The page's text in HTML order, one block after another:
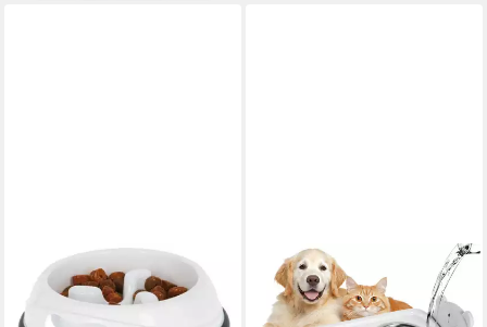
KERBL
Napf Kunststoffnapf Anti
Dribble 1000 ml 80504
BLINGBIN
Futternapf Erhöhter
Hundenapf, Hunde-